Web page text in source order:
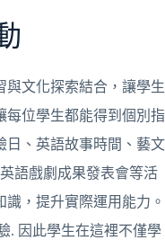
與文化探索結合，讓學生
每位學生都能得到個別指
日、英語故事時間、藝文
語戲劇成果發表會等活
，提升實際運用能力。
. 因此學生在這裡不僅學